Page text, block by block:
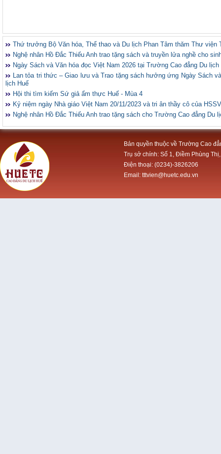
Thứ trưởng Bộ Văn hóa, Thể thao và Du lịch Phan Tâm thăm Thư viện
Nghệ nhân Hồ Đắc Thiếu Anh trao tặng sách và truyền lửa nghề cho
Ngày Sách và Văn hóa đọc Việt Nam 2026 tại Trường Cao đẳng Du lịch
Lan tỏa tri thức – Giao lưu và Trao tặng sách hưởng ứng Ngày Sách
lịch Huế
Hội thi tìm kiếm Sứ giả ẩm thực Huế - Mùa 4
Kỷ niệm ngày Nhà giáo Việt Nam 20/11/2023 và tri ân thầy cô của
Nghệ nhân Hồ Đắc Thiếu Anh trao tặng sách cho Trường Cao đẳng Du
Bản quyền thuộc về Trường Cao
Trụ sở chính: Số 1, Điềm Phùng
Điện thoại: (0234)-3826206
Email: tttvien@huetc.edu.vn